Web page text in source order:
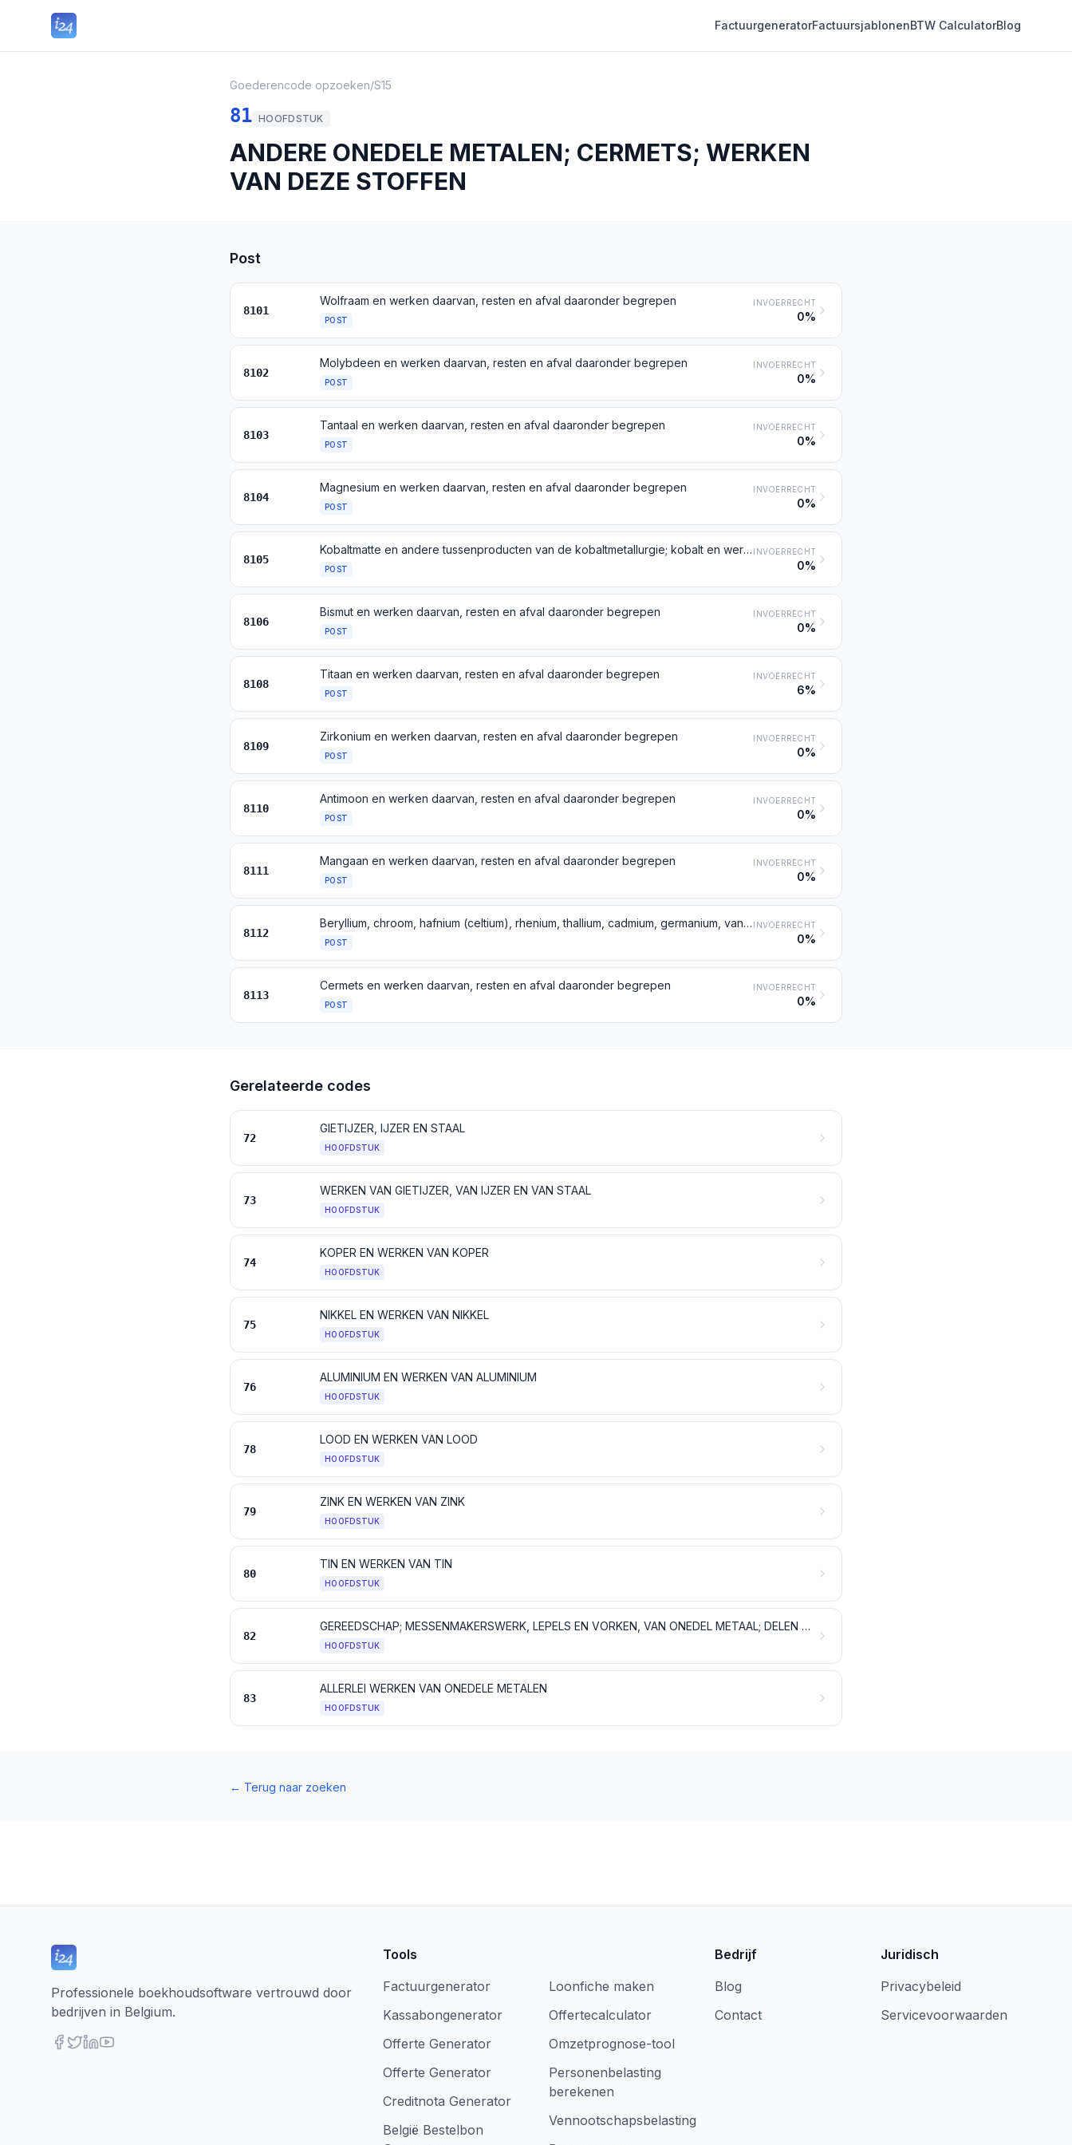
FactuurgeneratorFactuursjablonenBTW CalculatorBlog
Goederencode opzoeken/S15
81 HOOFDSTUK
ANDERE ONEDELE METALEN; CERMETS; WERKEN
VAN DEZE STOFFEN
Post
8101
Wolfraam en werken daarvan, resten en afval daaronder begrepen
POST
INVOERRECHT
0%
8102
Molybdeen en werken daarvan, resten en afval daaronder begrepen
POST
INVOERRECHT
0%
8103
Tantaal en werken daarvan, resten en afval daaronder begrepen
POST
INVOERRECHT
0%
8104
Magnesium en werken daarvan, resten en afval daaronder begrepen
POST
INVOERRECHT
0%
8105
Kobaltmatte en andere tussenproducten van de kobaltmetallurgie; kobalt en werken daarvan, resten en afval daaronder begrepen
POST
INVOERRECHT
0%
8106
Bismut en werken daarvan, resten en afval daaronder begrepen
POST
INVOERRECHT
0%
8108
Titaan en werken daarvan, resten en afval daaronder begrepen
POST
INVOERRECHT
6%
8109
Zirkonium en werken daarvan, resten en afval daaronder begrepen
POST
INVOERRECHT
0%
8110
Antimoon en werken daarvan, resten en afval daaronder begrepen
POST
INVOERRECHT
0%
8111
Mangaan en werken daarvan, resten en afval daaronder begrepen
POST
INVOERRECHT
0%
8112
Beryllium, chroom, hafnium (celtium), rhenium, thallium, cadmium, germanium, vanadium, gallium, indium en niobium (columbium), alsmede werken van deze metalen, resten en afval daaronder begrepen
POST
INVOERRECHT
0%
8113
Cermets en werken daarvan, resten en afval daaronder begrepen
POST
INVOERRECHT
0%
Gerelateerde codes
72
GIETIJZER, IJZER EN STAAL
HOOFDSTUK
73
WERKEN VAN GIETIJZER, VAN IJZER EN VAN STAAL
HOOFDSTUK
74
KOPER EN WERKEN VAN KOPER
HOOFDSTUK
75
NIKKEL EN WERKEN VAN NIKKEL
HOOFDSTUK
76
ALUMINIUM EN WERKEN VAN ALUMINIUM
HOOFDSTUK
78
LOOD EN WERKEN VAN LOOD
HOOFDSTUK
79
ZINK EN WERKEN VAN ZINK
HOOFDSTUK
80
TIN EN WERKEN VAN TIN
HOOFDSTUK
82
GEREEDSCHAP; MESSENMAKERSWERK, LEPELS EN VORKEN, VAN ONEDEL METAAL; DELEN VAN DEZE ARTIKELEN VAN ONEDEL METAAL
HOOFDSTUK
83
ALLERLEI WERKEN VAN ONEDELE METALEN
HOOFDSTUK
← Terug naar zoeken
Professionele boekhoudsoftware vertrouwd door
bedrijven in Belgium.
Tools
Factuurgenerator
Kassabongenerator
Offerte Generator
Offerte Generator
Creditnota Generator
België Bestelbon
Loonfiche maken
Offertecalculator
Omzetprognose-tool
Personenbelasting
berekenen
Vennootschapsbelasting
Bedrijf
Blog
Contact
Juridisch
Privacybeleid
Servicevoorwaarden